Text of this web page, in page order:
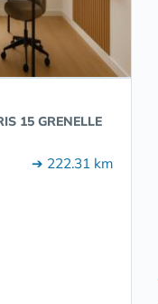
15 GRENELLE
➔ 222.31 km